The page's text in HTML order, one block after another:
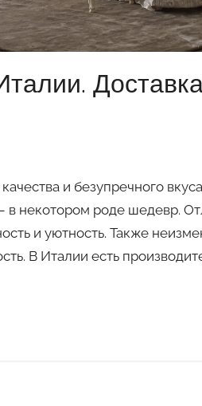
и безупречного
в некотором роде шедевр.
и уютность. Также
В Италии есть